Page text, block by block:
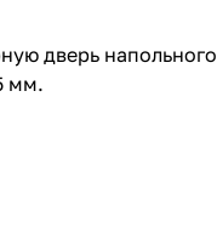
дверь напольного
мм.